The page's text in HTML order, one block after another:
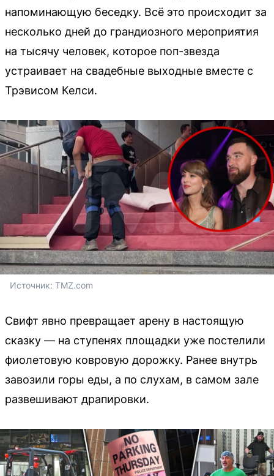
напоминающую беседку. Всё это происходит за
несколько дней до грандиозного мероприятия
на тысячу человек, которое поп-звезда
устраивает на свадебные выходные вместе с
Трэвисом Келси.
Источник: TMZ.com
Свифт явно превращает арену в настоящую
сказку — на ступенях площадки уже постелили
фиолетовую ковровую дорожку. Ранее внутрь
завозили горы еды, а по слухам, в самом зале
развешивают драпировки.